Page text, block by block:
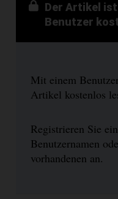
Der Artikel
Benutzer
Mit einem
Artikel kostenlos
Registrieren Sie
Benutzernamen
vorhandenen an.